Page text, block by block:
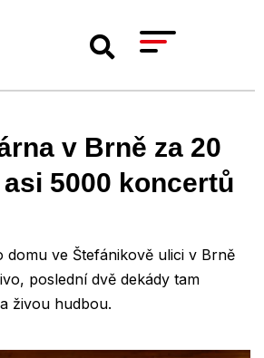
v Brně za 20
5000 koncertů
domu ve Štefánikově ulici v Brně
poslední dvě dekády tam
živou hudbou.